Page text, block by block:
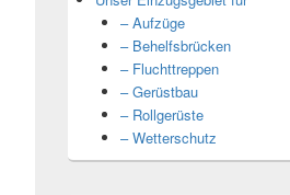
– Aufzüge
– Behelfsbrücken
– Fluchttreppen
– Gerüstbau
– Rollgerüste
– Wetterschutz